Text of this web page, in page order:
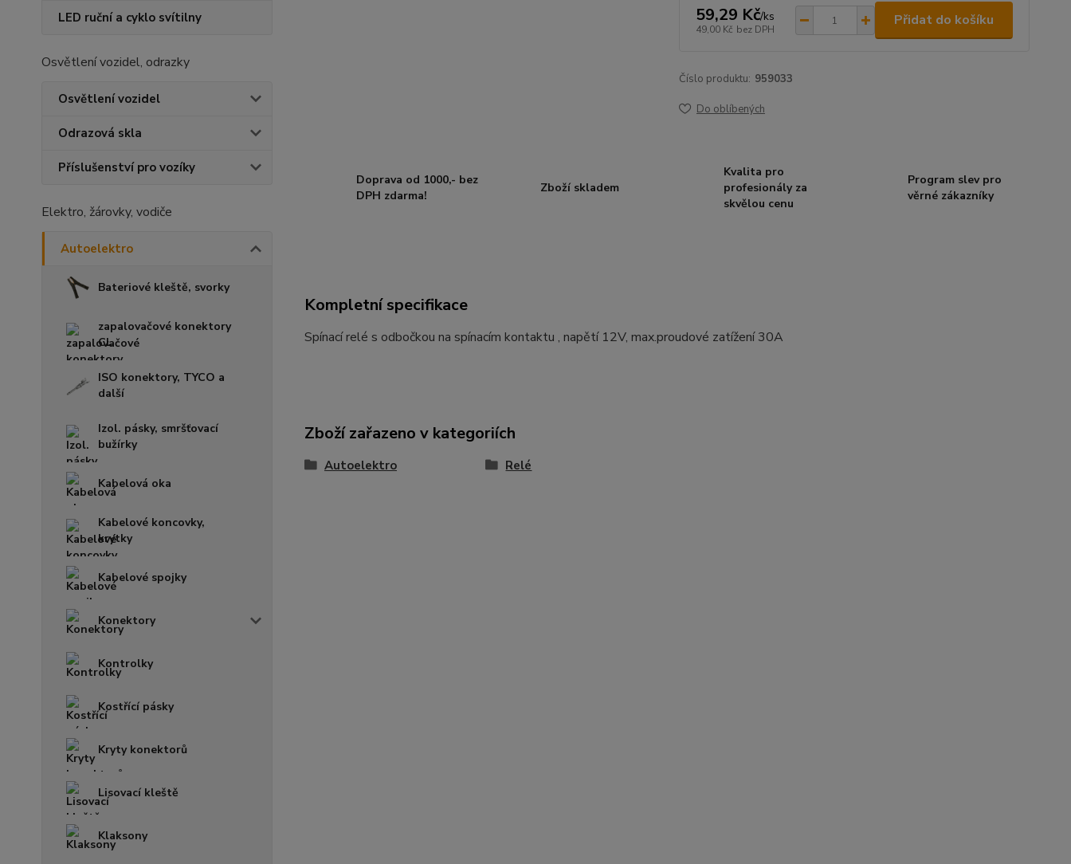
LED ruční a cyklo svítilny
Osvětlení vozidel, odrazky
Osvětlení vozidel
Odrazová skla
Příslušenství pro vozíky
Elektro, žárovky, vodiče
Autoelektro
Bateriové kleště, svorky
zapalovačové konektory
CL
ISO konektory, TYCO a
další
Izol. pásky, smršťovací
bužírky
Kabelová oka
Kabelové koncovky,
krytky
Kabelové spojky
Konektory
Kontrolky
Kostřící pásky
Kryty konektorů
Lisovací kleště
Klaksony
59,29 Kč/ks
49,00 Kč bez DPH
Přidat do košíku
Číslo produktu: 959033
Do oblíbených
Doprava od 1000,- bez
DPH zdarma!
Zboží skladem
Kvalita pro
profesionály za
skvělou cenu
Program slev pro
věrné zákazníky
Kompletní specifikace
Spínací relé s odbočkou na spínacím kontaktu , napětí 12V, max.proudové zatížení 30A
Zboží zařazeno v kategoriích
Autoelektro Relé